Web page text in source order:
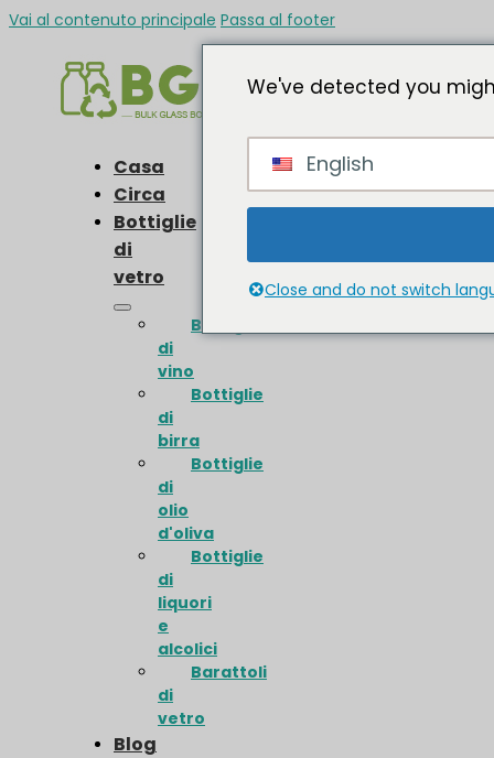
Vai al contenuto principale Passa al footer
Casa
Circa
Bottiglie
di
vetro
Bottiglie
di
vino
Bottiglie
di
birra
Bottiglie
di
olio
d'oliva
Bottiglie
di
liquori
e
alcolici
Barattoli
di
vetro
Blog
We've detected you
English
Close and do not switch